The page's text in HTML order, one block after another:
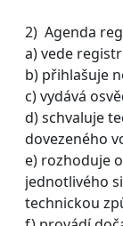
2) Agenda
a) vede
b) přihlašuje
c) vydává
d) schvaluje
dovezeného
e) rozhoduje
jednotlivého
technickou